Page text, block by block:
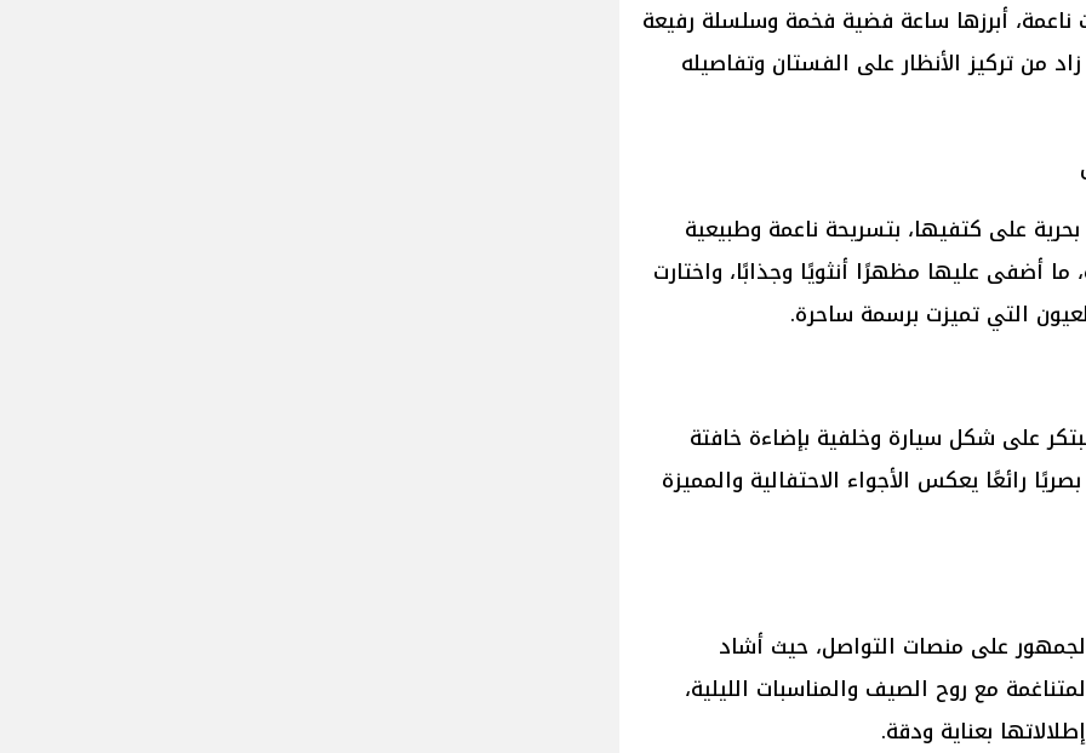
أبرزها ساعة فضية فخمة وسلسلة رفيعة
من تركيز الأنظار على الفستان وتفاصيله
على كتفيها، بتسريحة ناعمة وطبيعية
أضفى عليها مظهرًا أنثويًا وجذابًا، واختارت
التي تميزت برسمة ساحرة.
على شكل سيارة وخلفية بإضاءة خافتة
رائعًا يعكس الأجواء الاحتفالية والمميزة
على منصات التواصل، حيث أشاد
مع روح الصيف والمناسبات الليلية،
بعناية ودقة.